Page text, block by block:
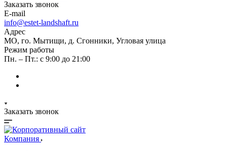
Заказать звонок
E-mail
info@estet-landshaft.ru
Адрес
МО, го. Мытищи, д. Сгонники, Угловая улица
Режим работы
Пн. – Пт.: с 9:00 до 21:00
Заказать звонок
Компания